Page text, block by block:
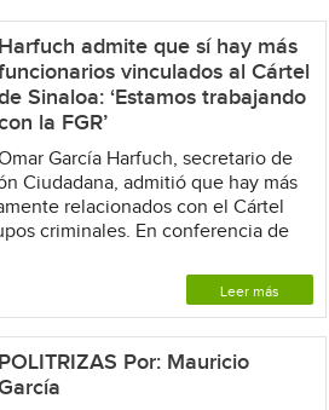
Harfuch admite que sí hay más
vinculados al Cártel
Sinaloa: ‘Estamos trabajando
la FGR’
García Harfuch, secretario de
Ciudadana, admitió que hay más
relacionados con el Cártel
criminales. En conferencia de
Leer más
POLITRIZAS Por: Mauricio